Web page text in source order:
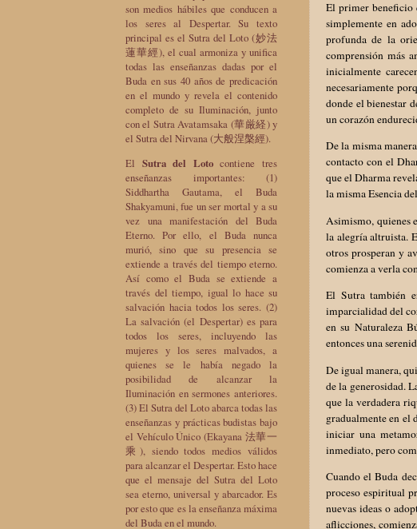
El primer beneficio
simplemente en
profunda de la
comprensión más
inicialmente
necesariamente
donde el bienestar
un corazón
De la misma
contacto con el
que el Dharma
la misma Esencia
Asimismo, quienes
la alegría altruista.
otros prosperan y
comienza a verla
El Sutra también
imparcialidad del
en su Naturaleza
entonces una
De igual manera,
de la generosidad.
que la verdadera
gradualmente en el
iniciar una
inmediato, pero
Cuando el Buda
proceso espiritual
nuevas ideas o
aflicciones,
son medios hábiles que conducen a
los seres al Despertar. Su texto
principal es el Sutra del Loto (妙法
蓮華經), el cual armoniza y unifica
todas las enseñanzas dadas por el
Buda en sus 40 años de predicación
en el mundo y revela el contenido
completo de su Iluminación, junto
con el Sutra Avatamsaka (華厳経) y
el Sutra del Nirvana (大般涅槃經).
El Sutra del Lotocontiene tres
enseñanzas importantes: (1)
Siddhartha Gautama, el Buda
Shakyamuni, fue un ser mortal y a su
vez una manifestación del Buda
Eterno. Por ello, el Buda nunca
murió, sino que su presencia se
extiende a través del tiempo eterno.
Así como el Buda se extiende a
través del tiempo, igual lo hace su
salvación hacia todos los seres. (2)
La salvación (el Despertar) es para
todos los seres, incluyendo las
mujeres y los seres malvados, a
quienes se le había negado la
posibilidad de alcanzar la
Iluminación en sermones anteriores.
(3) El Sutra del Loto abarca todas las
enseñanzas y prácticas budistas bajo
el Vehículo Único (Ekayana 法華一
乘), siendo todos medios válidos
para alcanzar el Despertar. Esto hace
que el mensaje del Sutra del Loto
sea eterno, universal y abarcador. Es
por esto que es la enseñanza máxima
del Buda en el mundo.